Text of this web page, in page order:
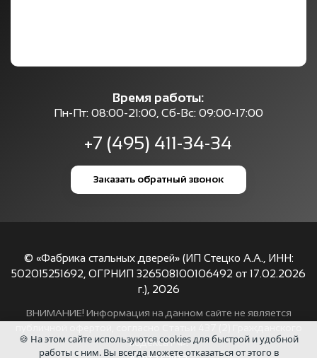
Время работы:
Пн-Пт: 08:00-21:00, Сб-Вс: 09:00-17:00
+7 (495) 411-34-34
Заказать обратный звонок
© «Фабрика стальных дверей» (ИП Стецко А.А., ИНН:
502015251692, ОГРНИП 326508100106492 от 17.02.2026
г.), 2026
ВНИМАНИЕ! Информация на данном сайте не является
кодекса РФ.
🍪 На этом сайте используются cookies для быстрой и удобной
работы с ним. Вы всегда можете отказаться от этого в